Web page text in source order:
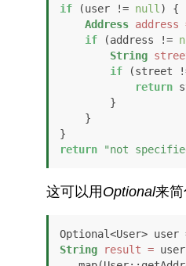
if (user != null ) {
Address address
if (address !=
String
if (street
return
return
"not
这可以用 Optional来简
String result = user